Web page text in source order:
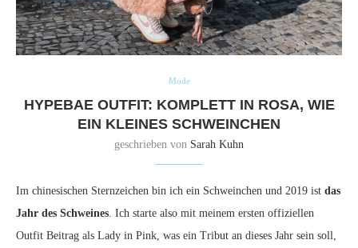
Mode
HYPEBAE OUTFIT: KOMPLETT IN ROSA, WIE
EIN KLEINES SCHWEINCHEN
geschrieben von Sarah Kuhn
Im chinesischen Sternzeichen bin ich ein Schweinchen und 2019 ist das
Jahr des Schweines. Ich starte also mit meinem ersten offiziellen
Outfit Beitrag als Lady in Pink, was ein Tribut an dieses Jahr sein soll,